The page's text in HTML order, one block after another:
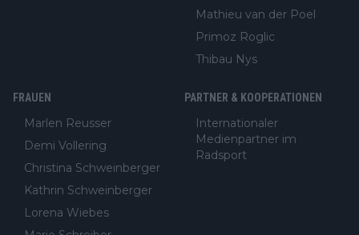
Mathieu van der Poel
Primoz Roglic
Thibau Nys
FRAUEN
Marlen Reusser
Demi Vollering
Christina Schweinberger
Kathrin Schweinberger
Lorena Wiebes
PARTNER & KOOPERATIONEN
Internationaler
Medienpartner im
Radsport